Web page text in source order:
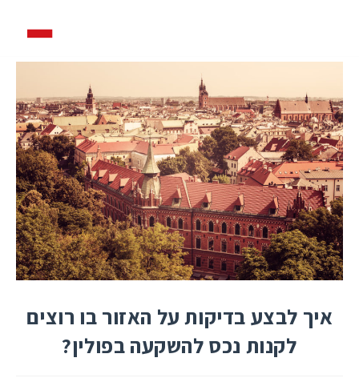
איך לבצע בדיקות על האזור בו רוצים
לקנות נכס להשקעה בפולין?